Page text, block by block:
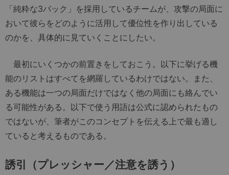
「純粋な3バック」を採用しているチームが、攻撃の局面に
おいて彼らをどのように活用して優位性を作り出している
のかを、具体的に見ていくことにしたい。
最初にいくつかの前置きをしておこう。以下に挙げる機
能のリストはすべてを網羅しているわけではない。また、
ある機能は一つの局面だけではなく他の局面にも絡んでい
る可能性がある。以下で使う用語は公式に認められたもの
ではないが、筆者がこのコンセプトを伝える上で最も適し
ていると考えるものである。
誘引（プレッシャー／注意を誘う）